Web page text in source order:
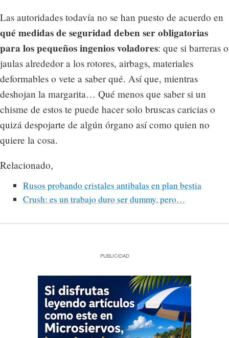
Las autoridades todavía no se han puesto de acuerdo en
qué medidas de seguridad deben ser obligatorias
para los pequeños ingenios voladores: que si barreras o
jaulas alrededor a los rotores, airbags, materiales
deformables o vete a saber qué. Así que, mientras
deshojan la margarita… Qué menos que saber si un
chisme de estos te puede hacer solo bruscas caricias o
quizá despojarte de algún órgano así como quien no
quiere la cosa.
Relacionado,
Rusos probando cristales antibalas en plan bestia
Crush: es un trabajo duro ser dummy, pero…
PUBLICIDAD